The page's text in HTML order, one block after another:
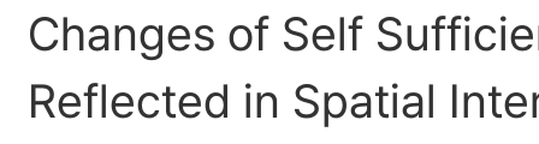
Changes of Self
Reflected in Spatial